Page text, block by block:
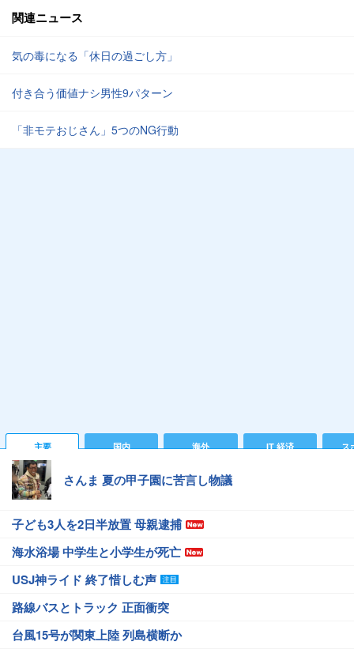
関連ニュース
気の毒になる「休日の過ごし方」
付き合う価値ナシ男性9パターン
「非モテおじさん」5つのNG行動
主要 国内 海外 IT 経済 ス
さんま 夏の甲子園に苦言し物議
子ども3人を2日半放置 母親逮捕
海水浴場 中学生と小学生が死亡
USJ神ライド 終了惜しむ声
路線バスとトラック 正面衝突
台風15号が関東上陸 列島横断か